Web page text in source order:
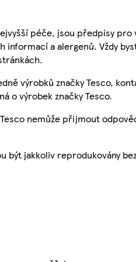
péče, jsou předpisy
a alergenů. Vždy
výrobků značky Tesco,
o výrobek značky Tesco.
nemůže přijmout
jakkoliv reprodukovány